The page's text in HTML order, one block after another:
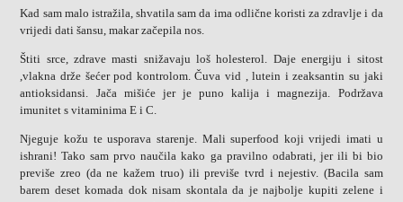
Kad sam malo istražila, shvatila sam da ima odlične koristi za zdravlje i da
vrijedi dati šansu, makar začepila nos.
Štiti srce, zdrave masti snižavaju loš holesterol. Daje energiju i sitost
,vlakna drže šećer pod kontrolom. Čuva vid , lutein i zeaksantin su jaki
antioksidansi. Jača mišiće jer je puno kalija i magnezija. Podržava
imunitet s vitaminima E i C.
Njeguje kožu te usporava starenje. Mali superfood koji vrijedi imati u
ishrani! Tako sam prvo naučila kako ga pravilno odabrati, jer ili bi bio
previše zreo (da ne kažem truo) ili previše tvrd i nejestiv. (Bacila sam
barem deset komada dok nisam skontala da je najbolje kupiti zelene i